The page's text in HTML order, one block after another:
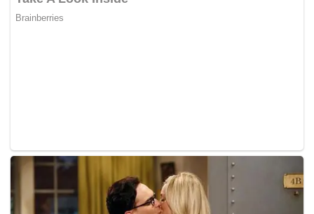
“Mereka turut berbincang mengenai usaha meningkatkan
Merujuk kepada soal pembangunan mampan, yang turut
menjadi fokus utama Thailand dalam melaksanakan
peranannya sebagai Pengerusi Asean tahun ini, Wisma
Putra berkata kedua-dua Menteri Luar memperakui